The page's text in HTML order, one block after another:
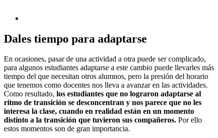
Dales tiempo para adaptarse
En ocasiones, pasar de una actividad a otra puede ser complicado,
para algunos estudiantes adaptarse a este cambio puede llevarles más
tiempo del que necesitan otros alumnos, pero la presión del horario
que tenemos como docentes nos lleva a avanzar en las actividades.
Como resultado, los estudiantes que no lograron adaptarse al
ritmo de transición se desconcentran y nos parece que no les
interesa la clase, cuando en realidad están en un momento
distinto a la transición que tuvieron sus compañeros. Por ello
estos momentos son de gran importancia.